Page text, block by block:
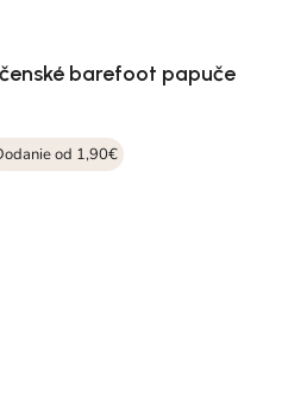
barefoot papuče
od 1,90€